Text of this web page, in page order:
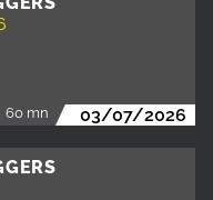
60 mn 03/07/2026